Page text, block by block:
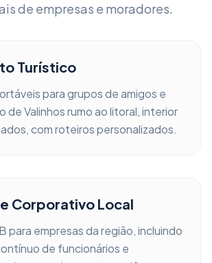
de empresas e moradores.
Turístico
para grupos de amigos e
deValinhosrumo ao litoral, interior
com roteiros personalizados.
Corporativo Local
para empresas da região, incluindo
de funcionários e